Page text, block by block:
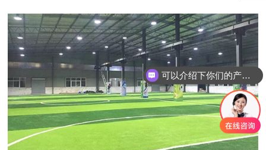
可以介绍下你们的产品么